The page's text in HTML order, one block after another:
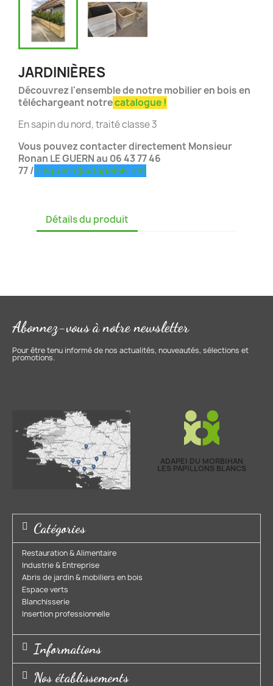
JARDINIÈRES
Découvrez l'ensemble de notre mobilier en bois en
téléchargeant notrecatalogue !
En sapin du nord, traité classe 3
Vous pouvez contacter directement Monsieur
Ronan LE GUERN au 06 43 77 46
77 / rleguern@adapei56.net
Détails du produit
Abonnez-vous à notre newsletter
Pour être tenu informé de nos actualités, nouveautés, sélections et
promotions.
ADAPEI DU MORBIHAN
LES PAPILLONS BLANCS
Catégories
Restauration & Alimentaire
Industrie & Entreprise​
Abris de jardin & mobiliers en bois​
Espace verts​
Blanchisserie​
Insertion professionnelle​
Informations
Nos établissements